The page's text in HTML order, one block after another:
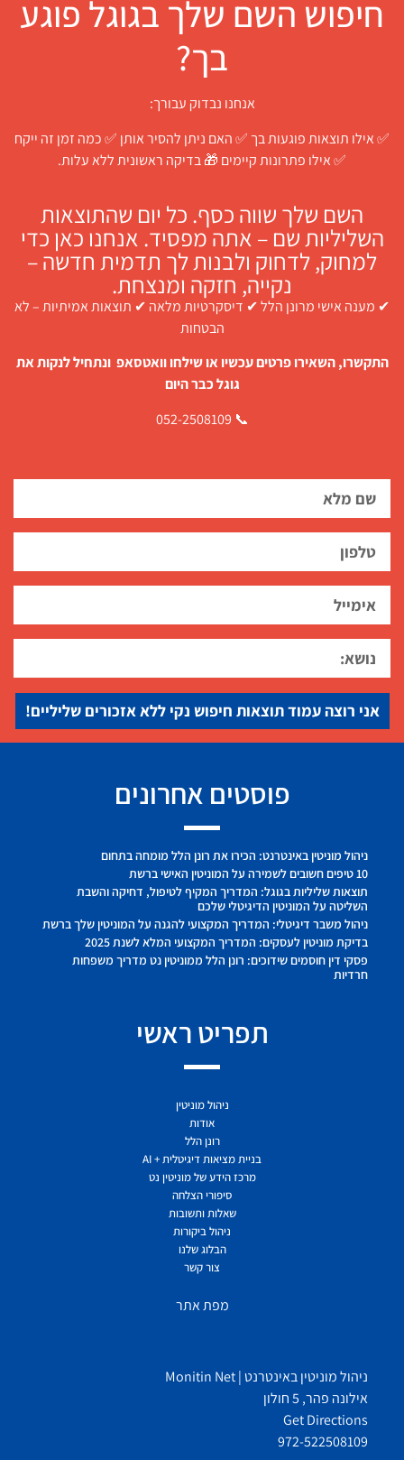
חיפוש השם שלך בגוגל פוגע
בך?
אנחנו נבדוק עבורך:
✅ אילו תוצאות פוגעות בך ✅ האם ניתן להסיר אותן ✅ כמה זמן זה ייקח
✅ אילו פתרונות קיימים 🎁 בדיקה ראשונית ללא עלות.
השם שלך שווה כסף. כל יום שהתוצאות
השליליות שם – אתה מפסיד. אנחנו כאן כדי
למחוק, לדחוק ולבנות לך תדמית חדשה –
נקייה, חזקה ומנצחת.
✔ מענה אישי מרונן הלל ✔ דיסקרטיות מלאה ✔ תוצאות אמיתיות – לא
הבטחות
התקשרו, השאירו פרטים עכשיו או שילחו וואטסאפ ונתחיל לנקות את
גוגל כבר היום
📞 052-2508109
אני רוצה עמוד תוצאות חיפוש נקי ללא אזכורים שליליים!
פוסטים אחרונים
ניהול מוניטין באינטרנט: הכירו את רונן הלל מומחה בתחום
10 טיפים חשובים לשמירה על המוניטין האישי ברשת
תוצאות שליליות בגוגל: המדריך המקיף לטיפול, דחיקה והשבת
השליטה על המוניטין הדיגיטלי שלכם
ניהול משבר דיגיטלי: המדריך המקצועי להגנה על המוניטין שלך ברשת
בדיקת מוניטין לעסקים: המדריך המקצועי המלא לשנת 2025
פסקי דין חוסמים שידוכים: רונן הלל ממוניטין נט מדריך משפחות
חרדיות
תפריט ראשי
ניהול מוניטין
אודות
רונן הלל
בניית מציאות דיגיטלית + AI
מרכז הידע של מוניטין נט
סיפורי הצלחה
שאלות ותשובות
ניהול ביקורות
הבלוג שלנו
צור קשר
מפת אתר
ניהול מוניטין באינטרנט | Monitin Net
אילונה פהר, 5 חולון
Get Directions
972-522508109